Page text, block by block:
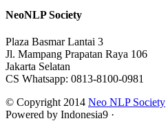
NeoNLP Society
Plaza Basmar Lantai 3
Jl. Mampang Prapatan Raya 106
Jakarta Selatan
CS Whatsapp: 0813-8100-0981
© Copyright 2014 Neo NLP Society
Powered by Indonesia9 ·